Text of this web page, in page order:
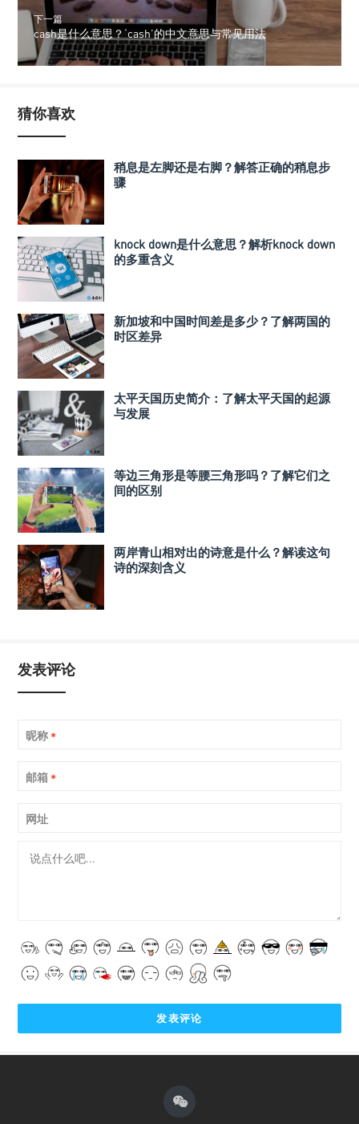
下一篇
cash是什么意思？‘cash’的中文意思与常见用法
猜你喜欢
稍息是左脚还是右脚？解答正确的稍息步
骤
knock down是什么意思？解析knock down
的多重含义
新加坡和中国时间差是多少？了解两国的
时区差异
太平天国历史简介：了解太平天国的起源
与发展
等边三角形是等腰三角形吗？了解它们之
间的区别
两岸青山相对出的诗意是什么？解读这句
诗的深刻含义
发表评论
昵称 *
邮箱 *
网址